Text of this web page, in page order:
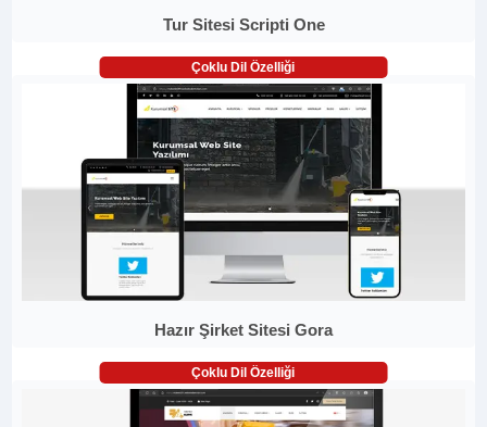
Tur Sitesi Scripti One
Çoklu Dil Özelliği
Hazır Şirket Sitesi Gora
Çoklu Dil Özelliği